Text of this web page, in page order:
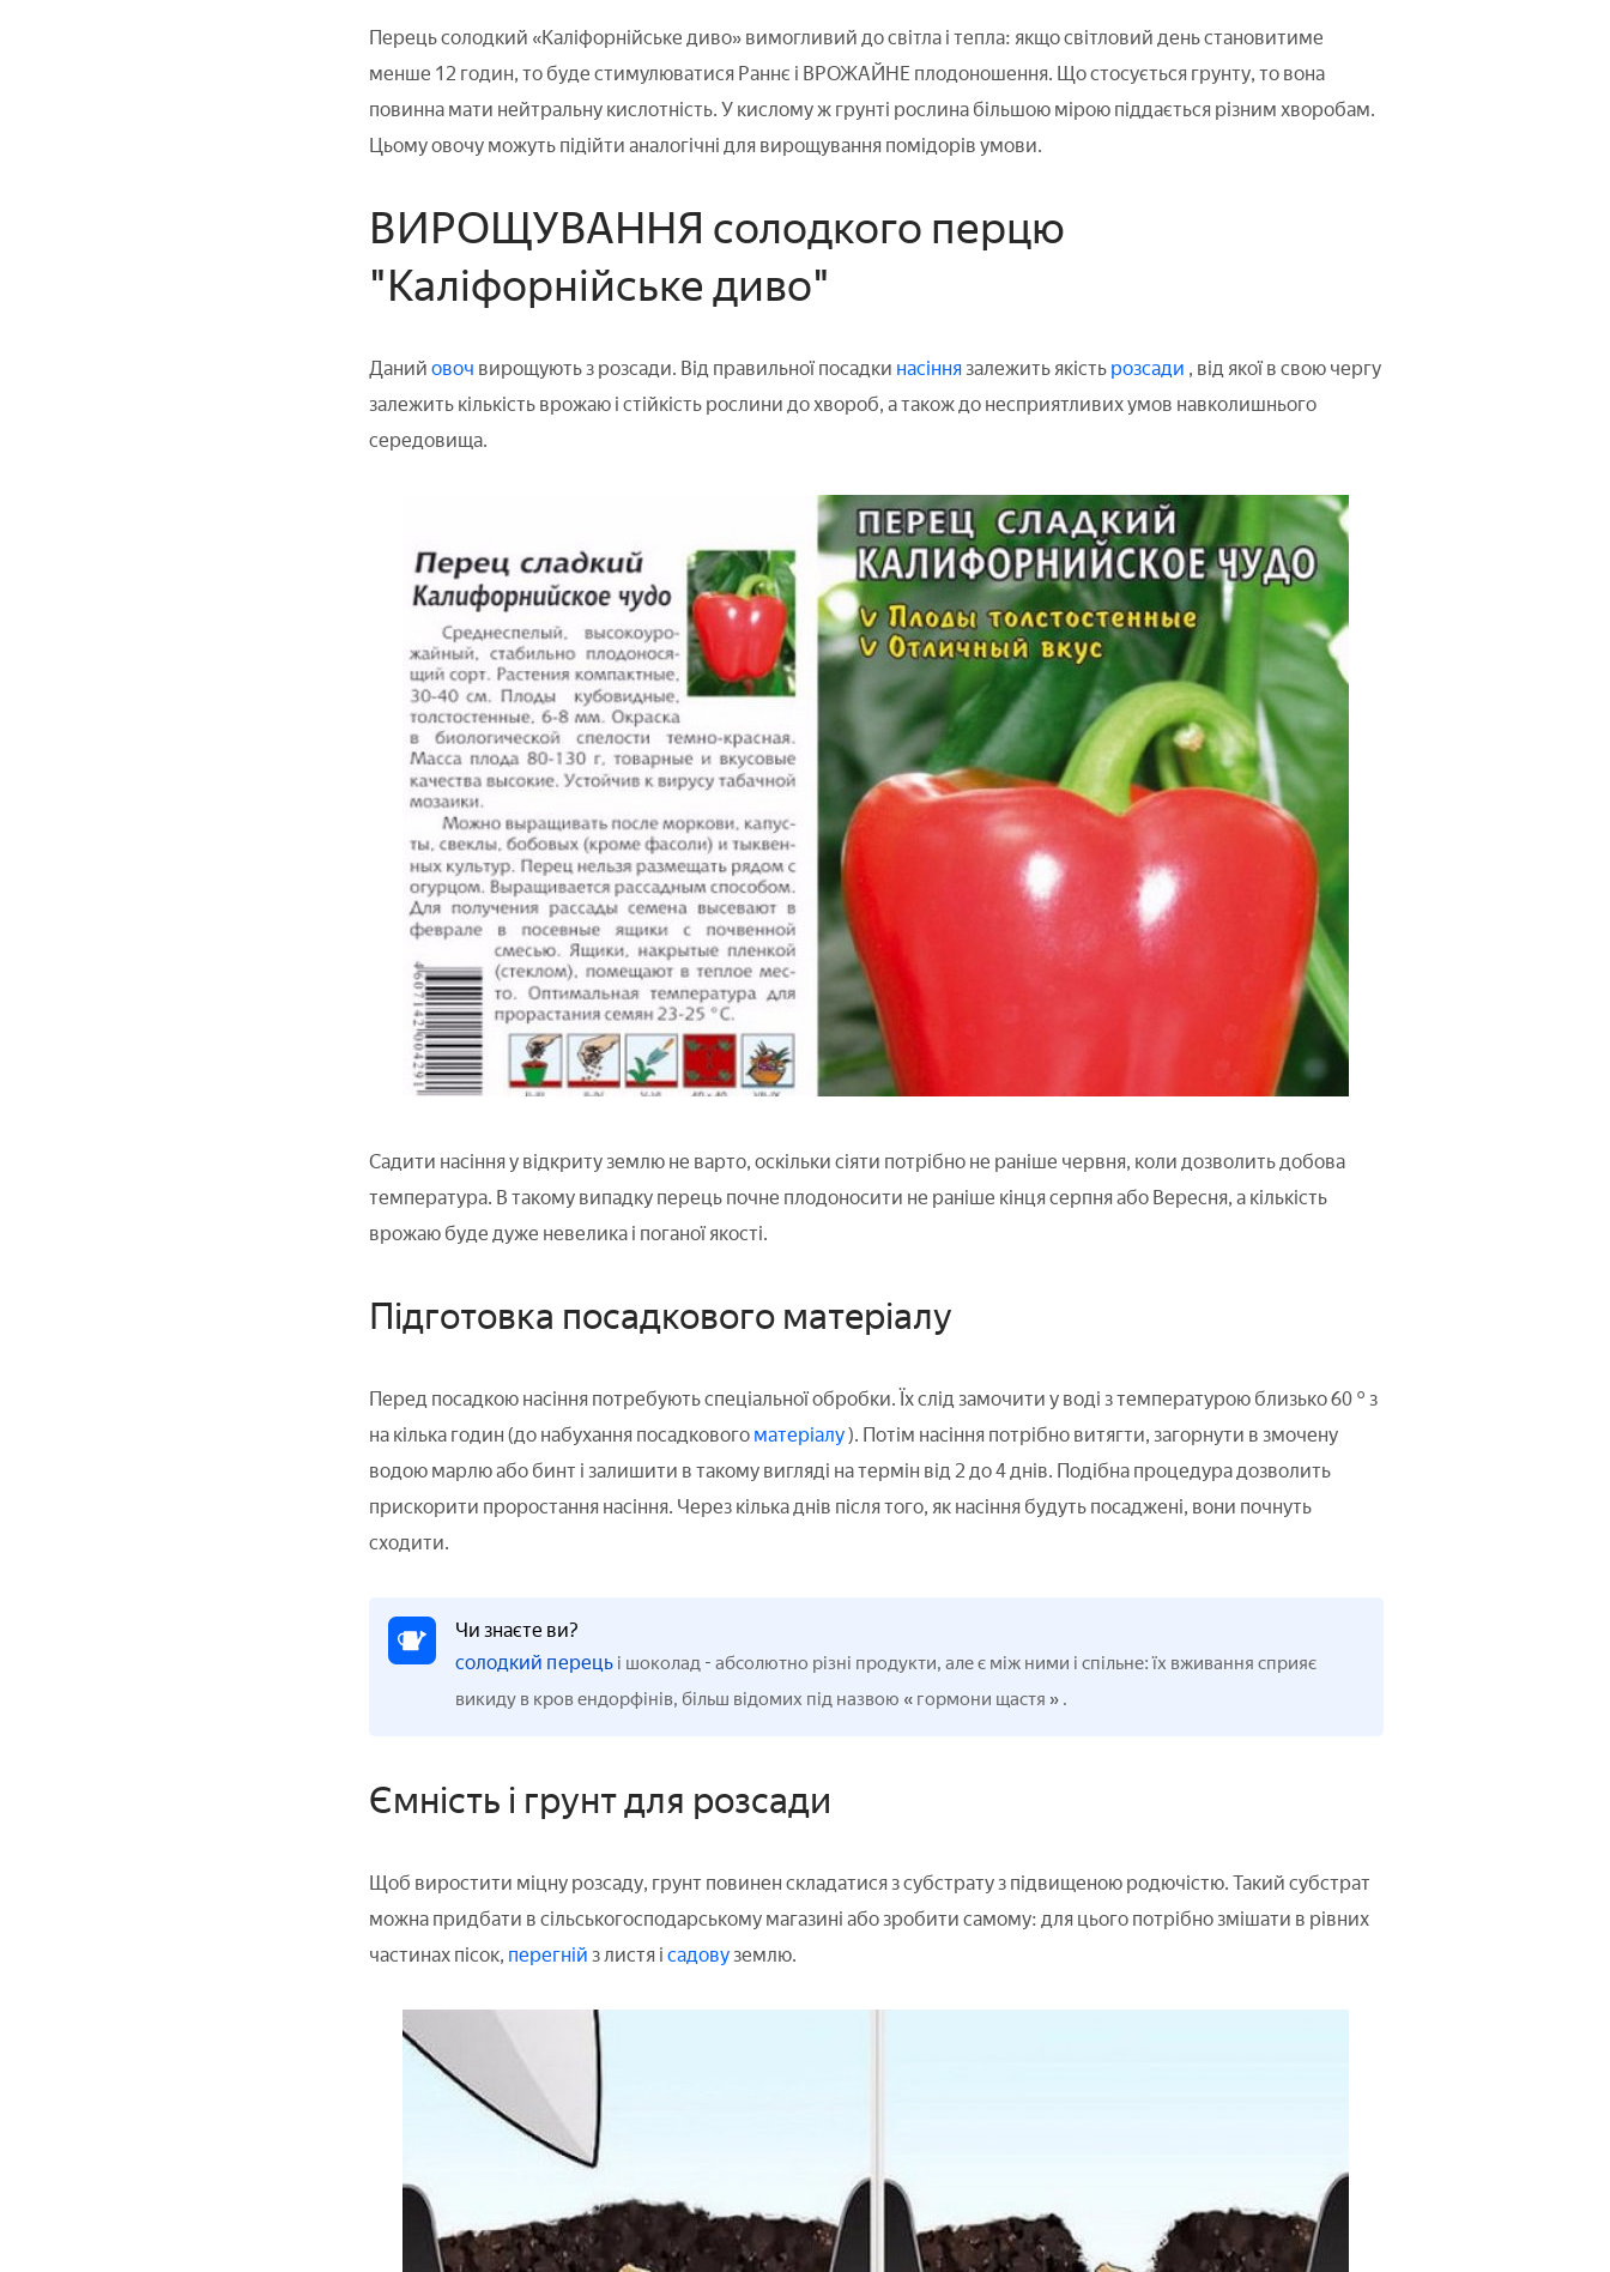
Перець солодкий «Каліфорнійське диво» вимогливий до світла і тепла: якщо світловий день становитиме
менше 12 годин, то буде стимулюватися Раннє і ВРОЖАЙНЕ плодоношення. Що стосується грунту, то вона
повинна мати нейтральну кислотність. У кислому ж грунті рослина більшою мірою піддається різним хворобам.
Цьому овочу можуть підійти аналогічні для вирощування помідорів умови.
ВИРОЩУВАННЯ солодкого перцю
"Каліфорнійське диво"
Даний овоч вирощують з розсади. Від правильної посадки насіннязалежить якість розсади , від якої в свою чергу
залежить кількість врожаю і стійкість рослини до хвороб, а також до несприятливих умов навколишнього
середовища.
Садити насіння у відкриту землю не варто, оскільки сіяти потрібно не раніше червня, коли дозволить добова
температура. В такому випадку перець почне плодоносити не раніше кінця серпня або Вересня, а кількість
врожаю буде дуже невелика і поганої якості.
Підготовка посадкового матеріалу
Перед посадкою насіння потребують спеціальної обробки. Їх слід замочити у воді з температурою близько 60 ° з
на кілька годин (до набухання посадковогоматеріалу). Потім насіння потрібно витягти, загорнути в змочену
водою марлю або бинт і залишити в такому вигляді на термін від 2 до 4 днів. Подібна процедура дозволить
прискорити проростання насіння. Через кілька днів після того, як насіння будуть посаджені, вони почнуть
сходити.
Чи знаєте ви?
солодкий перець і шоколад -абсолютно різні продукти, але є між ними і спільне:їх вживання сприяє
викиду в кров ендорфінів, більш відомих під назвою « гормони щастя » .
Ємність і грунт для розсади
Щоб виростити міцну розсаду, грунт повинен складатися з субстрату з підвищеною родючістю. Такий субстрат
можна придбати в сільськогосподарському магазині або зробити самому: для цього потрібно змішати в рівних
частинах пісок, перегній з листя і садовуземлю.